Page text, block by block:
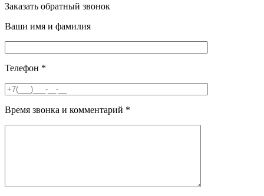
Заказать обратный звонок
Ваши имя и фамилия
Телефон *
Время звонка и комментарий *